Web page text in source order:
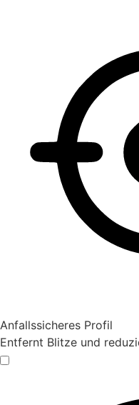
Anfallssicheres Profil
Entfernt Blitze und